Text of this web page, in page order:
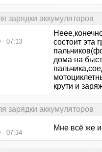
зарядки аккумуляторов
- 07:13
состоит эта
дома на
крути и
зарядки аккумуляторов
- 07:34
Мне всё же